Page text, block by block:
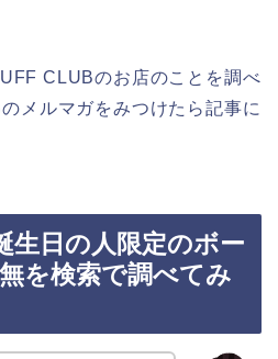
CLUBのお店のことを調べ
メルマガをみつけたら記事に
生日の人限定のボー
を検索で調べてみ